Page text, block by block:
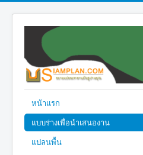
หน้าแรก
แบบร่างเพื่อนำเสนองาน
แปลนพื้น